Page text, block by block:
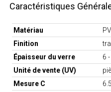
Caractéristiques
Matériau
Finition
Épaisseur du verre
6
Unité de vente (UV)
Mesure C